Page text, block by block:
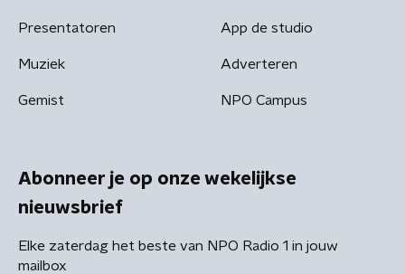
Presentatoren
Muziek
Gemist
App de studio
Adverteren
NPO Campus
Abonneer je op onze wekelijkse
nieuwsbrief
Elke zaterdag het beste van NPO Radio 1 in jouw
mailbox